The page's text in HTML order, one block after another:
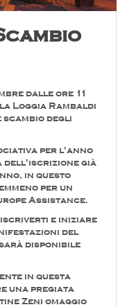
dalle ore 11
Loggia Rambaldi
degli
per l'anno
dell'iscrizione già
in questo
per un
Assistance.
iscriverti e iniziare
del
disponibile
in questa
una pregiata
Zeni omaggio